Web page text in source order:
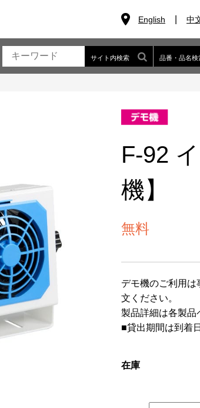
English 中
サイト内検索 品番・品名検
F-92
機】
無料
デモ機のご利用は
文ください。
製品詳細は各製品
■貸出期間は到着
在庫